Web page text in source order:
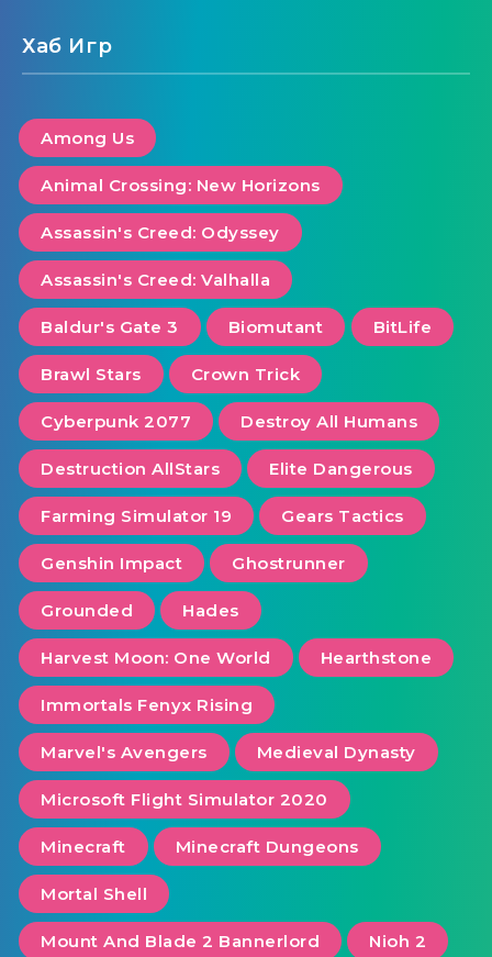
Хаб Игр
Among Us
Animal Crossing: New Horizons
Assassin's Creed: Odyssey
Assassin's Creed: Valhalla
Baldur's Gate 3 Biomutant BitLife
Brawl Stars Crown Trick
Cyberpunk 2077 Destroy All Humans
Destruction AllStars Elite Dangerous
Farming Simulator 19 Gears Tactics
Genshin Impact Ghostrunner
Grounded Hades
Harvest Moon: One World Hearthstone
Immortals Fenyx Rising
Marvel's Avengers Medieval Dynasty
Microsoft Flight Simulator 2020
Minecraft Minecraft Dungeons
Mortal Shell
Mount And Blade 2 Bannerlord Nioh 2